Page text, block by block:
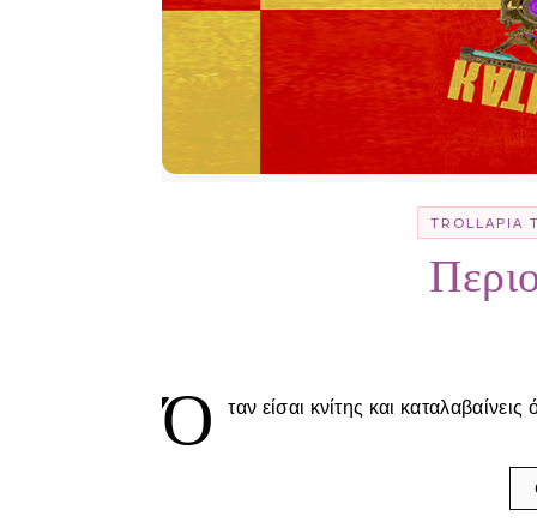
TROLLΑΡΊΑ
Ό ταν είσαι κνίτης και